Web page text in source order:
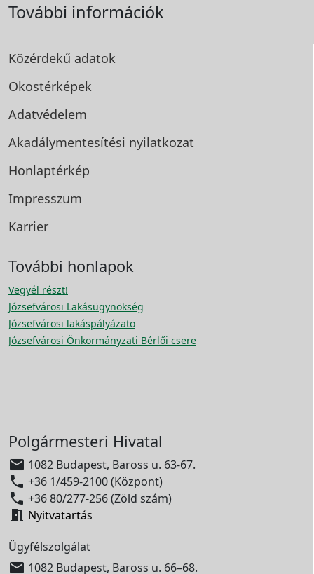
További információk
Közérdekű adatok
Okostérképek
Adatvédelem
Akadálymentesítési nyilatkozat
Honlaptérkép
Impresszum
Karrier
További honlapok
Vegyél részt!
Józsefvárosi Lakásügynökség
Józsefvárosi lakáspályázato
Józsefvárosi Önkormányzati Bérlői csere
Polgármesteri Hivatal
 1082 Budapest, Baross u. 63-67.
 +36 1/459-2100 (Központ)
 +36 80/277-256 (Zöld szám)
 Nyitvatartás
Ügyfélszolgálat
 1082 Budapest, Baross u. 66–68.